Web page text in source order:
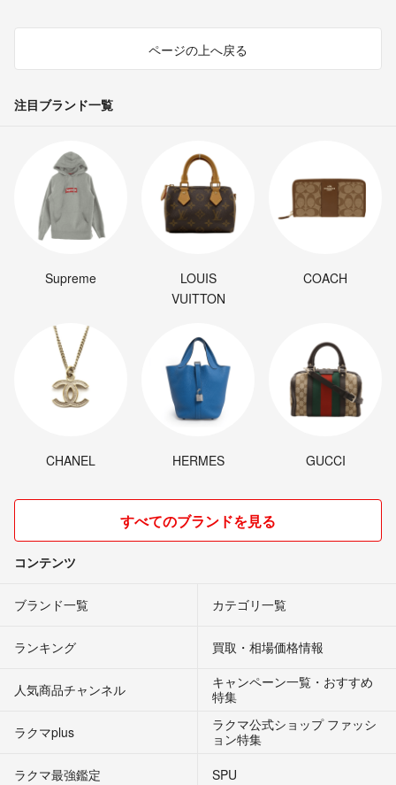
ページの上へ戻る
注目ブランド一覧
Supreme
LOUIS
VUITTON
COACH
CHANEL HERMES GUCCI
すべてのブランドを見る
コンテンツ
ブランド一覧 カテゴリ一覧
ランキング 買取・相場価格情報
人気商品チャンネル
キャンペーン一覧・おすすめ
特集
ラクマplus
ラクマ公式ショップ ファッシ
ョン特集
ラクマ最強鑑定
SPU